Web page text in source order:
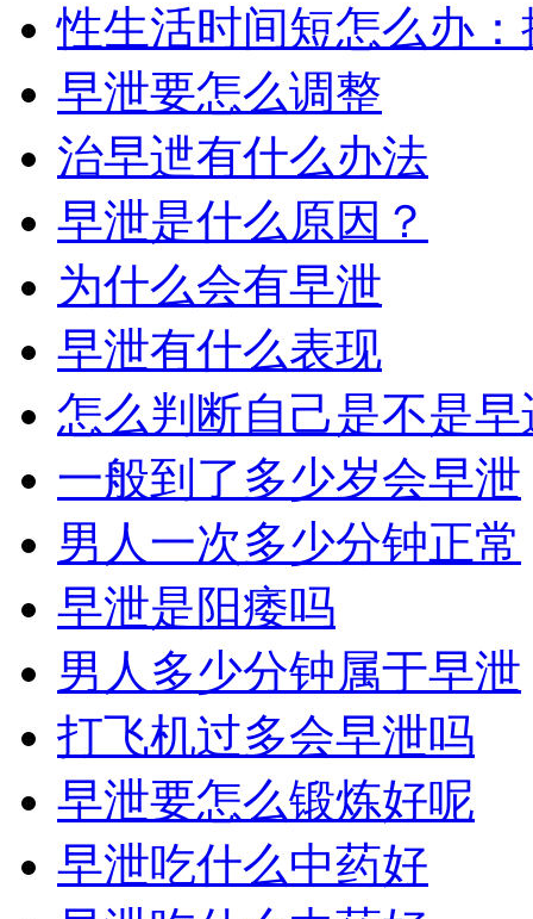
性生活时间短怎么办
早泄要怎么调整
治早迣有什么办法
早泄是什么原因？
为什么会有早泄
早泄有什么表现
怎么判断自己是不是早
一般到了多少岁会早泄
男人一次多少分钟正常
早泄是阳痿吗
男人多少分钟属于早泄
打飞机过多会早泄吗
早泄要怎么锻炼好呢
早泄吃什么中药好